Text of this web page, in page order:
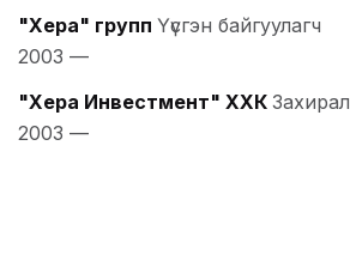
"Хера" групп Үүсгэн байгуулагч
2003 —
"Хера Инвестмент" ХХК Захирал
2003 —